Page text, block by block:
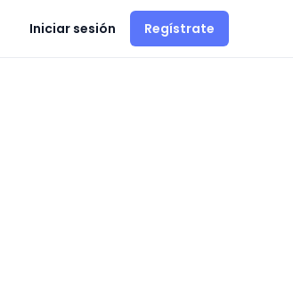
Iniciar sesión Regístrate